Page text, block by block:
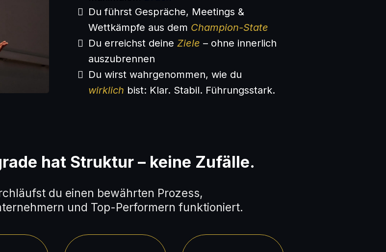
Du führst Gespräche, Meetings &
Wettkämpfe aus dem Champion-State
Du erreichst deine Ziele – ohne innerlich
auszubrennen
Du wirst wahrgenommen, wie du
wirklich bist: Klar. Stabil. Führungsstark.
hat Struktur – keine Zufälle.
du einen bewährten Prozess,
und Top-Performern funktioniert.